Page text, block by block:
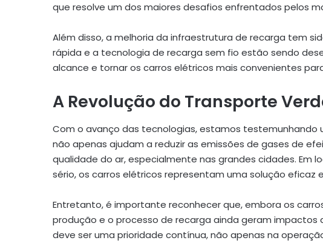
que resolve um dos maiores desafios enfrentados pelos
Além disso, a melhoria da infraestrutura de recarga tem
rápida e a tecnologia de recarga sem fio estão sendo
alcance e tornar os carros elétricos mais convenientes
A Revolução do Transporte
Com o avanço das tecnologias, estamos testemunhando
não apenas ajudam a reduzir as emissões de gases de
qualidade do ar, especialmente nas grandes cidades. Em
sério, os carros elétricos representam uma solução eficaz
Entretanto, é importante reconhecer que, embora os
produção e o processo de recarga ainda geram impactos
deve ser uma prioridade contínua, não apenas na